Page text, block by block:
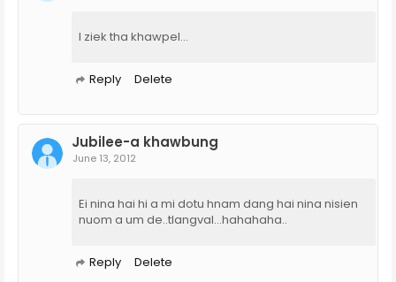
I ziek tha khawpel...
Reply Delete
Jubilee-a khawbung
June 13, 2012
Ei nina hai hi a mi dotu hnam dang hai nina nisien
nuom a um de..tlangval...hahahaha..
Reply Delete